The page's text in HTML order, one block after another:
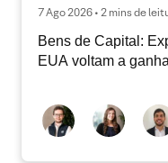
7 Ago 2026 • 2 mins de
Bens de Capital:
EUA voltam a